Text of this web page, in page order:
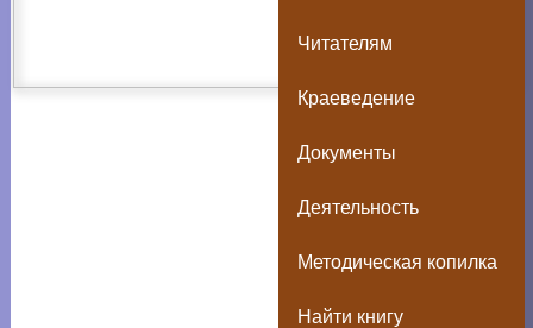
Читателям
Краеведение
Документы
Деятельность
Методическая копилка
Найти книгу